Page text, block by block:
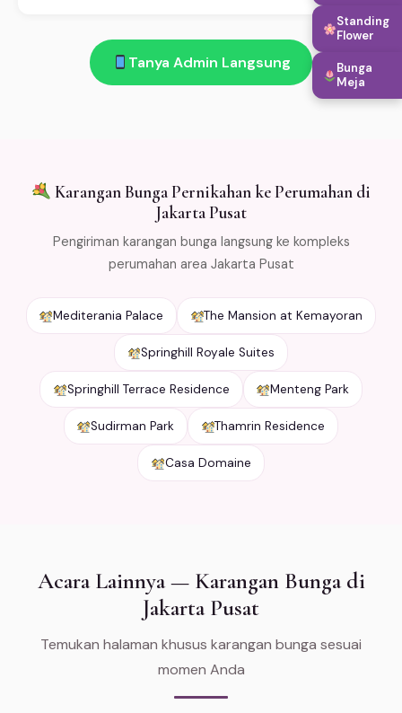
desain dari katalog atau custom. (3) Konfirmasi
pembayaran. (4) Bunga dikirim sesuai jadwal. Buka 24
Ada! Garansi segar 100%: bunga layu atau rusak saat
diterima di Jakarta Pusat → kami ganti gratis. Salah
kirim → refund penuh. Kami kemas bunga dengan cold
Tanya Admin Langsung
Karangan Bunga Pernikahan ke Perumahan di
Jakarta Pusat
Pengiriman karangan bunga langsung ke kompleks
perumahan area Jakarta Pusat
Mediterania Palace The Mansion at Kemayoran
Springhill Royale Suites
Springhill Terrace Residence Menteng Park
Sudirman Park Thamrin Residence
Casa Domaine
Acara Lainnya — Karangan Bunga di
Jakarta Pusat
Temukan halaman khusus karangan bunga sesuai
momen Anda
Standing
Flower
Bunga
Meja